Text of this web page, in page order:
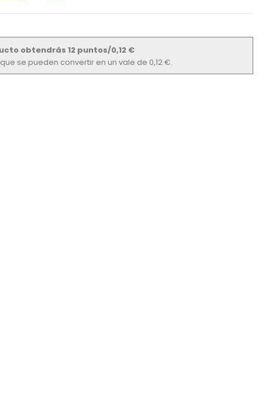
obtendrás 12 puntos/0,12 €
se pueden convertir en un vale de 0,12 €.